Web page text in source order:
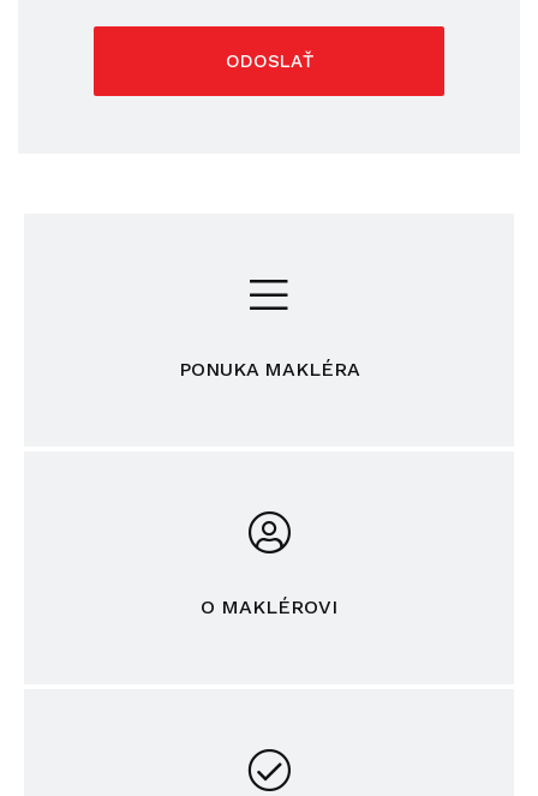
ODOSLAŤ
PONUKA MAKLÉRA
O MAKLÉROVI